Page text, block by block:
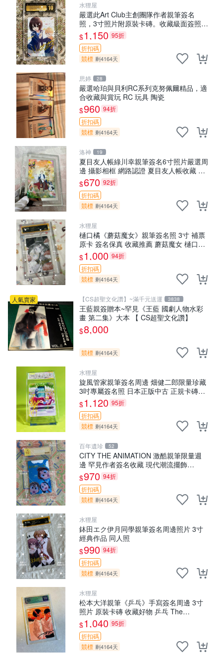
水狸屋
嚴選此Art Club主創團隊作者親筆簽名
照，3寸照片附原裝卡磚。收藏級面簽照，
適合藝術愛好者收藏與展示。 3寸 簽名 照
片
$1,150 95折
折扣碼
競標 剩4164天
思婷 28
嚴選哈珀與貝利RC系列克努佩爾精品，適
合收藏與賞玩 RC 玩具 陶瓷
$960 94折
折扣碼
競標 剩4164天
洛神 19
夏目友人帳綠川幸親筆簽名6寸照片嚴選周
邊 攝影相框 網路認證 夏目友人帳收藏 簽
名照 6寸
$670 92折
折扣碼
競標 剩4164天
水狸屋
樋口橘《蘑菇魔女》親筆簽名照 3寸 補票
原卡 簽名保真 收藏推薦 蘑菇魔女 樋口橘
照片
$1,000 94折
折扣碼
競標 剩4164天
人氣賣家 【CS超聖文化讚】~滿千元送運 3838
王藍親簽贈本~罕見《王藍 國劇人物水彩
畫 第二集》大本 【 CS超聖文化讚】
$8,000
競標 剩4164天
水狸屋
旋風管家親筆簽名周邊 畑健二郎限量珍藏
3吋專屬簽名照 日本正版中古 正規卡磚附
送 旋風管家 畑健二郎 簽名照
$1,120 95折
折扣碼
競標 剩4164天
百年遺珍 52
CITY THE ANIMATION 激酷親筆限量週
邊 罕見作者簽名收藏 現代潮流擺飾
9x9cm 專家推薦 國際珍藏款 周邊 照片周
邊 尺寸 收藏品
$970 94折
折扣碼
競標 剩4164天
水狸屋
鉢田エク伊月同學親筆簽名周邊照片 3寸
經典作品 同人照
$990 94折
折扣碼
競標 剩4164天
水狸屋
松本大洋親筆《乒乓》手寫簽名周邊 3寸
照片 原裝卡磚 收藏好物 乒乓 The
Animation 松本大洋 簽名 周邊 注記：此
商品為作者親筆簽名，附原
$1,040 95折
折扣碼
競標 剩4164天